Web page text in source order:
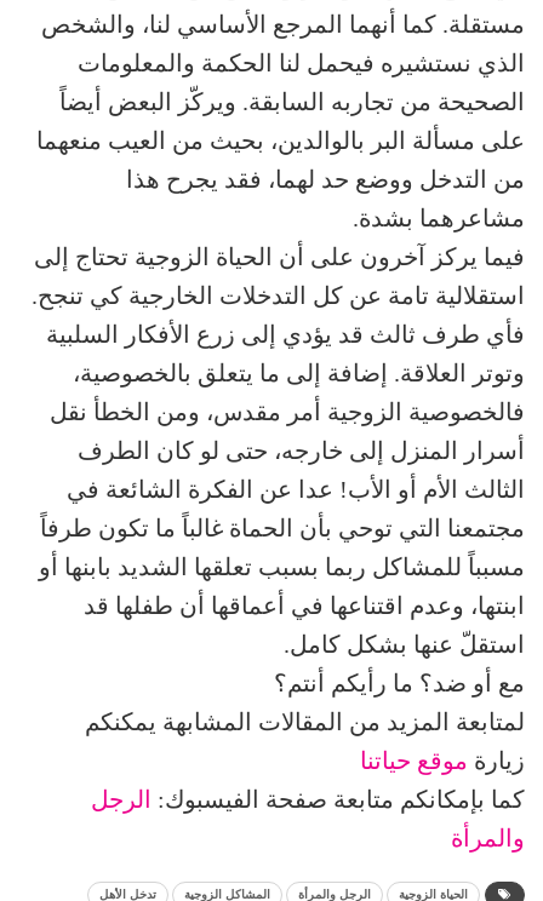
مستقلة. كما أنهما المرجع الأساسي لنا، والشخص
الذي نستشيره فيحمل لنا الحكمة والمعلومات
الصحيحة من تجاربه السابقة. ويركّز البعض أيضاً
على مسألة البر بالوالدين، بحيث من العيب منعهما
من التدخل ووضع حد لهما، فقد يجرح هذا
مشاعرهما بشدة.
فيما يركز آخرون على أن الحياة الزوجية تحتاج إلى
استقلالية تامة عن كل التدخلات الخارجية كي تنجح.
فأي طرف ثالث قد يؤدي إلى زرع الأفكار السلبية
وتوتر العلاقة. إضافة إلى ما يتعلق بالخصوصية،
فالخصوصية الزوجية أمر مقدس، ومن الخطأ نقل
أسرار المنزل إلى خارجه، حتى لو كان الطرف
الثالث الأم أو الأب! عدا عن الفكرة الشائعة في
مجتمعنا التي توحي بأن الحماة غالباً ما تكون طرفاً
مسبباً للمشاكل ربما بسبب تعلقها الشديد بابنها أو
ابنتها، وعدم اقتناعها في أعماقها أن طفلها قد
استقلّ عنها بشكل كامل.
مع أو ضد؟ ما رأيكم أنتم؟
لمتابعة المزيد من المقالات المشابهة يمكنكم
زيارة موقع حياتنا
كما بإمكانكم متابعة صفحة الفيسبوك: الرجل
والمرأة
الحياة الزوجية الرجل والمرأة المشاكل الزوجية تدخل الأهل